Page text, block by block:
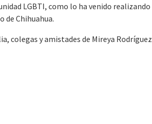
LGBTI, como lo ha venido realizando
de Chihuahua.
colegas y amistades de Mireya Rodríguez